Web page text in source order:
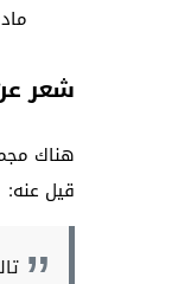
شعر
هناك
قيل عنه: